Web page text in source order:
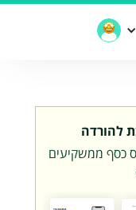
להורדה
כסף ממשקיעים